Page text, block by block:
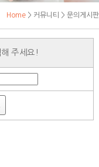
Home > 커뮤니티 > 문의게시판
주세요!